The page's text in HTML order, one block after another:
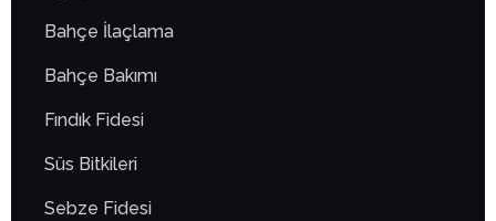
Bahçe İlaçlama
Bahçe Bakımı
Fındık Fidesi
Süs Bitkileri
Sebze Fidesi